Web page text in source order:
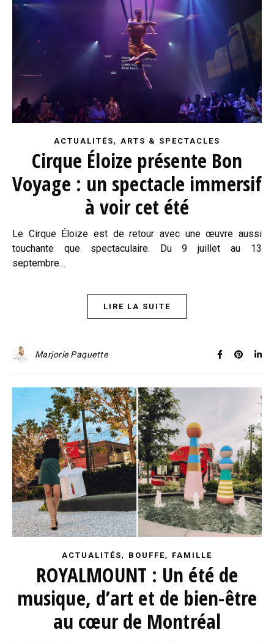
ACTUALITÉS, ARTS & SPECTACLES
Cirque Éloize présente Bon
Voyage : un spectacle immersif
à voir cet été
Le Cirque Éloize est de retour avec une œuvre aussi
touchante que spectaculaire. Du 9 juillet au 13
septembre…
LIRE LA SUITE
Marjorie Paquette
ACTUALITÉS, BOUFFE, FAMILLE
ROYALMOUNT : Un été de
musique, d’art et de bien-être
au cœur de Montréal